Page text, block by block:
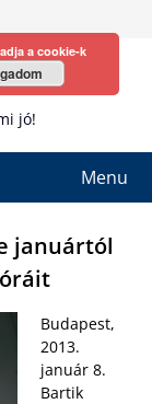
jó!
Menu
januártól
Budapest,
2013.
január 8.
Bartik
a cookie-k